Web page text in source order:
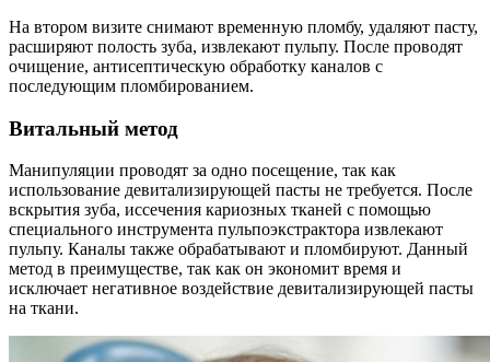
На втором визите снимают временную пломбу, удаляют пасту,
расширяют полость зуба, извлекают пульпу. После проводят
очищение, антисептическую обработку каналов с
последующим пломбированием.
Витальный метод
Манипуляции проводят за одно посещение, так как
использование девитализирующей пасты не требуется. После
вскрытия зуба, иссечения кариозных тканей с помощью
специального инструмента пульпоэкстрактора извлекают
пульпу. Каналы также обрабатывают и пломбируют. Данный
метод в преимуществе, так как он экономит время и
исключает негативное воздействие девитализирующей пасты
на ткани.